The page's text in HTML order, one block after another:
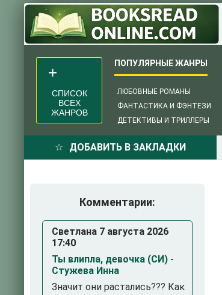
ЛЮБОВНЫЕ РОМАНЫ
ФАНТАСТИКА И ФЭНТЕЗИ
ДЕТЕКТИВЫ И ТРИЛЛЕРЫ
СПИСОК
ВСЕХ
ЖАНРОВ
ДОБАВИТЬ В ЗАКЛАДКИ
Комментарии:
Светлана 7 августа 2026
17:40
Ты влипла, девочка (СИ) -
Стужева Инна
Значит они растались??? Как